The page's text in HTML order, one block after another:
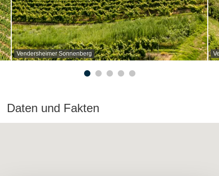
Vendersheimer Sonnenberg
Daten und Fakten